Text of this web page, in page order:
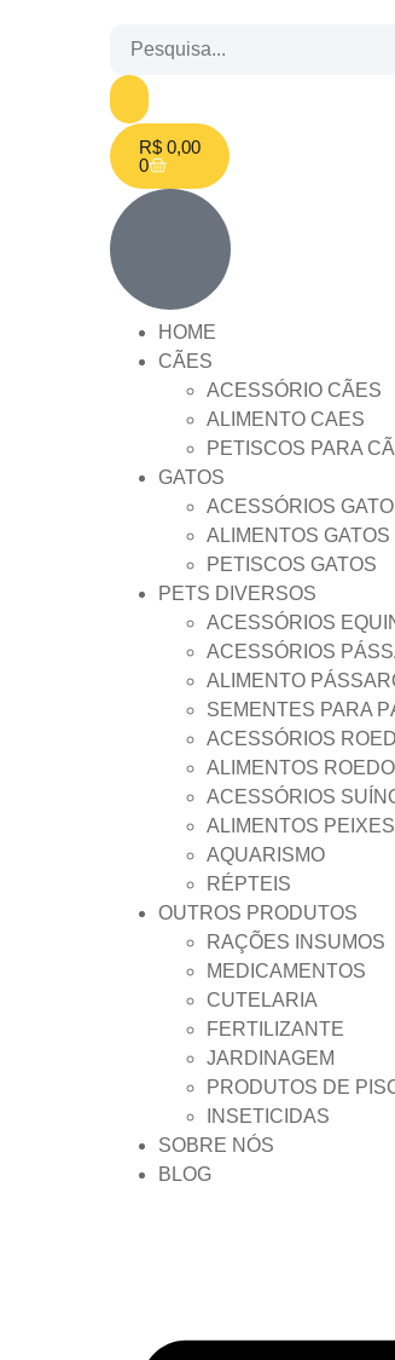
R$ 0,00
0
HOME
CÃES
ACESSÓRIO CÃES
ALIMENTO CAES
PETISCOS PARA
GATOS
ACESSÓRIOS
ALIMENTOS GATOS
PETISCOS GATOS
PETS DIVERSOS
ACESSÓRIOS
ACESSÓRIOS
ALIMENTO
SEMENTES PARA
ACESSÓRIOS
ALIMENTOS
ACESSÓRIOS
ALIMENTOS PEIXES
AQUARISMO
RÉPTEIS
OUTROS PRODUTOS
RAÇÕES INSUMOS
MEDICAMENTOS
CUTELARIA
FERTILIZANTE
JARDINAGEM
PRODUTOS DE
INSETICIDAS
SOBRE NÓS
BLOG